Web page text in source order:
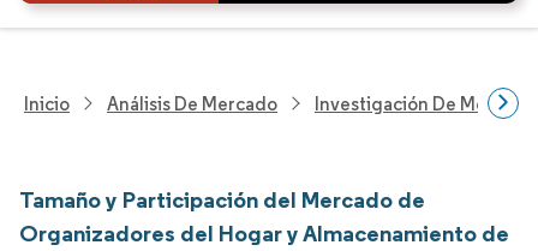
Inicio Análisis De Mercado Investigación De Mejoras
Tamaño y Participación del Mercado de
Organizadores del Hogar y Almacenamiento de